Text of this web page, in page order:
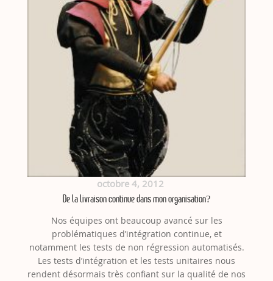
octobre 4, 2012
De la livraison continue dans mon organisation?
Nos équipes ont beaucoup avancé sur les
problématiques d’intégration continue, et
notamment les tests de non régression automatisés.
Les tests d’intégration et les tests unitaires nous
rendent désormais très confiant sur la qualité de nos